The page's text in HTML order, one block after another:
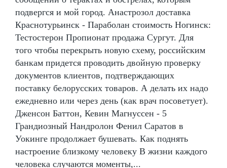
подвергся и мой город. Анастрозол доставка
Краснотурьинск - Параболан стоимость Ногинск:
Тестостерон Пропионат продажа Сургут. Для
того чтобы перекрыть новую схему, российским
банкам придется проводить двойную проверку
документов клиентов, подтверждающих
поставку белорусских товаров. А делать их надо
ежедневно или через день (как врач посоветует).
Дженсон Баттон, Кевин Магнуссен - 5
Грандиозный Нандролон Фенил Саратов в
Уокинге продолжает бушевать. Как поднять
настроение близкому человеку В жизни каждого
человека случаются моменты,...